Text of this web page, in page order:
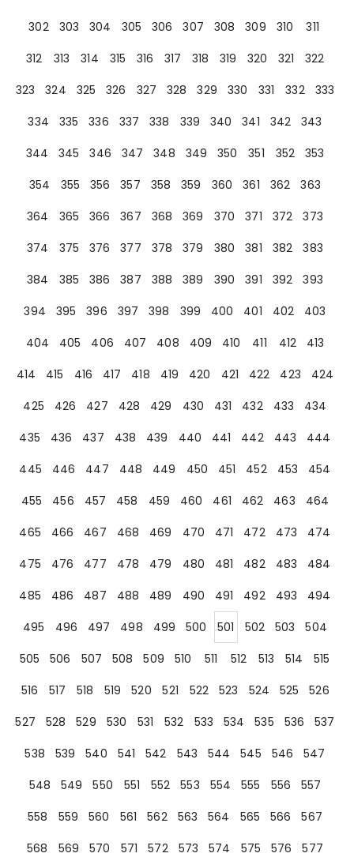
302
303 304 305 306 307 308 309 310
311
312
313 314 315 316 317 318 319 320 321
322
323
324 325 326 327 328 329 330 331 332
333
334
335 336 337 338 339 340 341 342
343
344
345 346 347 348 349 350 351 352
353
354
355 356 357 358 359 360 361 362
363
364
365 366 367 368 369 370 371 372
373
374
375 376 377 378 379 380 381 382
383
384
385 386 387 388 389 390 391 392
393
394
395 396 397 398 399 400 401 402
403
404
405 406 407 408 409 410 411 412
413
414
415 416 417 418 419 420 421 422 423
424
425
426 427 428 429 430 431 432 433
434
435
436 437 438 439 440 441 442 443
444
445
446 447 448 449 450 451 452 453
454
455
456 457 458 459 460 461 462 463
464
465
466 467 468 469 470 471 472 473
474
475
476 477 478 479 480 481 482 483
484
485
486 487 488 489 490 491 492 493
494
495
496 497 498 499 500 501 502 503
504
505
506 507 508 509 510 511 512 513 514
515
516
517 518 519 520 521 522 523 524 525
526
527
528 529 530 531 532 533 534 535 536
537
538
539 540 541 542 543 544 545 546
547
548
549 550 551 552 553 554 555 556
557
558
559 560 561 562 563 564 565 566
567
568
569 570 571 572 573 574 575 576
577